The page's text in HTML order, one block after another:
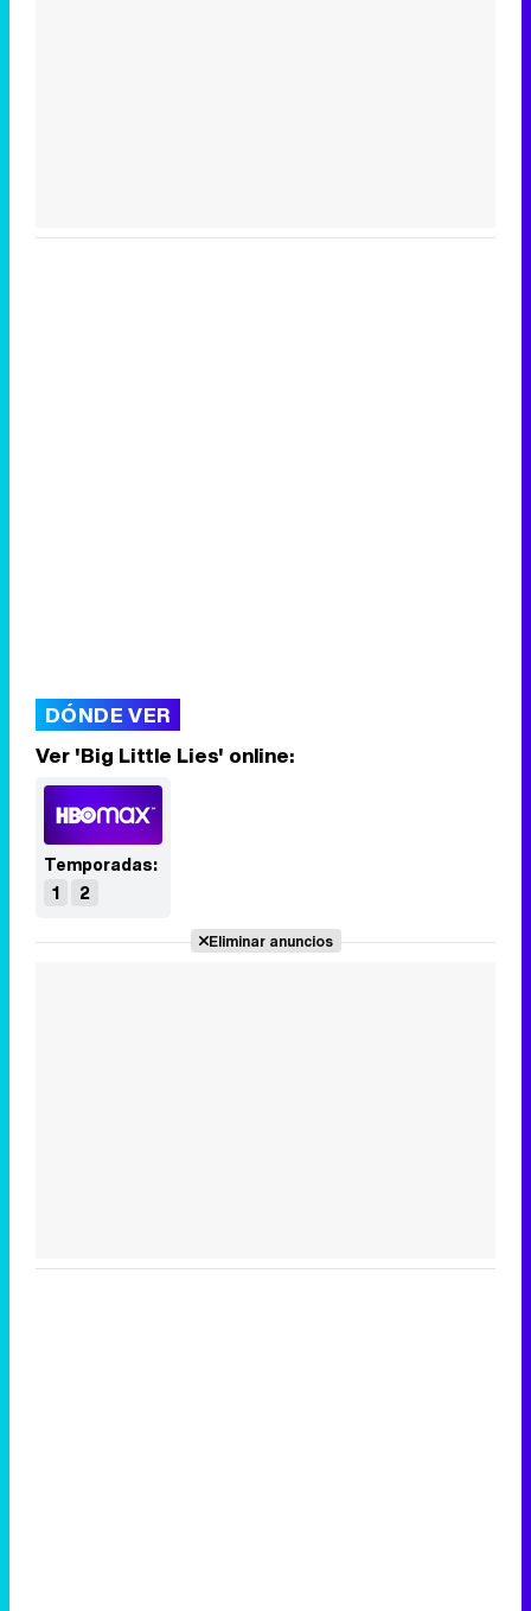
DÓNDE VER
Ver 'Big Little Lies' online:
Temporadas:
1
2
Eliminar anuncios